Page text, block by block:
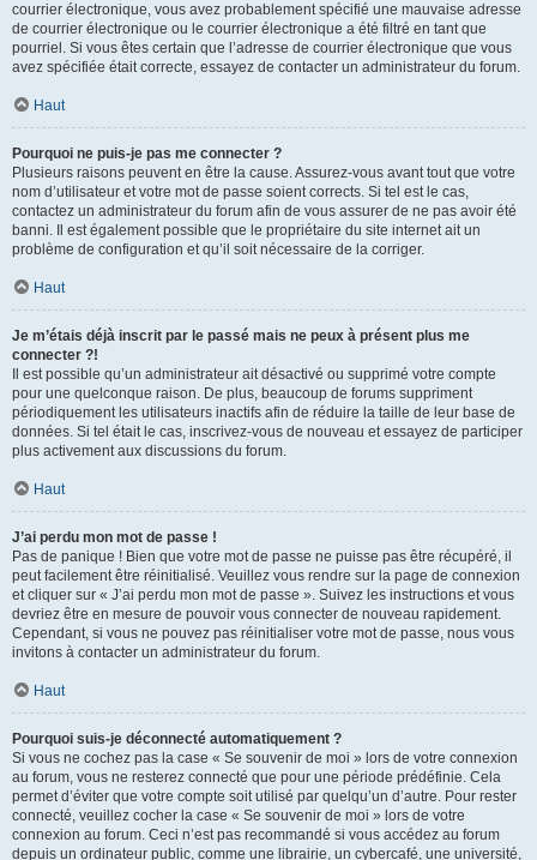
courrier électronique, vous avez probablement spécifié une mauvaise adresse
de courrier électronique ou le courrier électronique a été filtré en tant que
pourriel. Si vous êtes certain que l’adresse de courrier électronique que vous
avez spécifiée était correcte, essayez de contacter un administrateur du forum.
Haut
Pourquoi ne puis-je pas me connecter ?
Plusieurs raisons peuvent en être la cause. Assurez-vous avant tout que votre
nom d’utilisateur et votre mot de passe soient corrects. Si tel est le cas,
contactez un administrateur du forum afin de vous assurer de ne pas avoir été
banni. Il est également possible que le propriétaire du site internet ait un
problème de configuration et qu’il soit nécessaire de la corriger.
Haut
Je m’étais déjà inscrit par le passé mais ne peux à présent plus me
connecter ?!
Il est possible qu’un administrateur ait désactivé ou supprimé votre compte
pour une quelconque raison. De plus, beaucoup de forums suppriment
périodiquement les utilisateurs inactifs afin de réduire la taille de leur base de
données. Si tel était le cas, inscrivez-vous de nouveau et essayez de participer
plus activement aux discussions du forum.
Haut
J’ai perdu mon mot de passe !
Pas de panique ! Bien que votre mot de passe ne puisse pas être récupéré, il
peut facilement être réinitialisé. Veuillez vous rendre sur la page de connexion
et cliquer sur « J’ai perdu mon mot de passe ». Suivez les instructions et vous
devriez être en mesure de pouvoir vous connecter de nouveau rapidement.
Cependant, si vous ne pouvez pas réinitialiser votre mot de passe, nous vous
invitons à contacter un administrateur du forum.
Haut
Pourquoi suis-je déconnecté automatiquement ?
Si vous ne cochez pas la case « Se souvenir de moi » lors de votre connexion
au forum, vous ne resterez connecté que pour une période prédéfinie. Cela
permet d’éviter que votre compte soit utilisé par quelqu’un d’autre. Pour rester
connecté, veuillez cocher la case « Se souvenir de moi » lors de votre
connexion au forum. Ceci n’est pas recommandé si vous accédez au forum
depuis un ordinateur public, comme une librairie, un cybercafé, une université,